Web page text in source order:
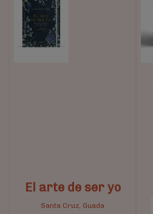
El arte de ser yo
Santa Cruz, Guada